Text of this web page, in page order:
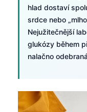
hlad dostaví
srdce nebo
Nejužitečnější
glukózy během
nalačno